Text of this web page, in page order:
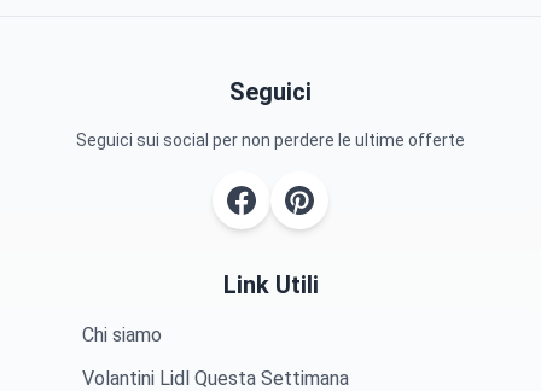
Seguici
Seguici sui social per non perdere le ultime offerte
Link Utili
Chi siamo
Volantini Lidl Questa Settimana